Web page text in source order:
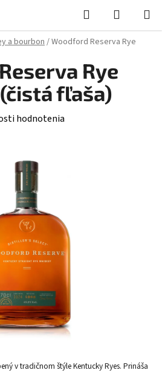
Hľadať
KOŠÍK
a bourbon/Woodford Reserva Rye
v tradičnom štýle Kentucky Ryes. Prináša
Rye
fľaša)
hodnotenia